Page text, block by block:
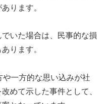
ります。
いた場合は、民事的な損
ります。
一方的な思い込みが社
めて示した事件として、